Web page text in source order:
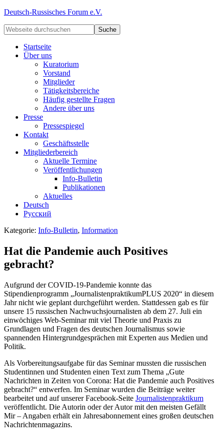
Deutsch-Russisches Forum e.V.
Startseite
Über uns
Kuratorium
Vorstand
Mitglieder
Tätigkeitsbereiche
Häufig gestellte Fragen
Andere über uns
Presse
Pressespiegel
Kontakt
Geschäftsstelle
Mitgliederbereich
Aktuelle Termine
Veröffentlichungen
Info-Bulletin
Publikationen
Aktuelles
Deutsch
Русский
Kategorie: Info-Bulletin, Information
Hat die Pandemie auch Positives
gebracht?
Aufgrund der COVID-19-Pandemie konnte das
Stipendienprogramm „JournalistenpraktikumPLUS 2020“ in diesem
Jahr nicht wie geplant durchgeführt werden. Stattdessen gab es für
unsere 15 russischen Nachwuchsjournalisten ab dem 27. Juli ein
einwöchiges Web-Seminar mit viel Theorie und Praxis zu
Grundlagen und Fragen des deutschen Journalismus sowie
spannenden Hintergrundgesprächen mit Experten aus Medien und
Politik.
Als Vorbereitungsaufgabe für das Seminar mussten die russischen
Studentinnen und Studenten einen Text zum Thema „Gute
Nachrichten in Zeiten von Corona: Hat die Pandemie auch Positives
gebracht?“ entwerfen. Im Seminar wurden die Beiträge weiter
bearbeitet und auf unserer Facebook-Seite Journalistenpraktikum
veröffentlicht. Die Autorin oder der Autor mit den meisten Gefällt
Mir – Angaben erhält ein Jahresabonnement eines großen deutschen
Nachrichtenmagazins.